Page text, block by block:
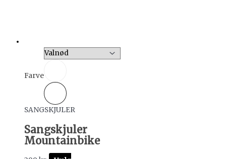
Farve
SANGSKJULER
Sangskjuler
Mountainbike